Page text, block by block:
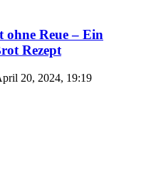
ohne Reue – Ein
Rezept
20, 2024, 19:19